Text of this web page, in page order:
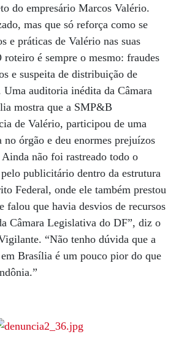
do empresário Marcos Valério.
mas que só reforça como se
e práticas de Valério nas suas
é sempre o mesmo: fraudes
e suspeita de distribuição de
auditoria inédita da Câmara
mostra que a SMP&B
de Valério, participou de uma
órgão e deu enormes prejuízos
não foi rastreado todo o
publicitário dentro da estrutura
Federal, onde ele também prestou
falou que havia desvios de recursos
Câmara Legislativa do DF”, diz o
“Não tenho dúvida que a
Brasília é um pouco pior do que